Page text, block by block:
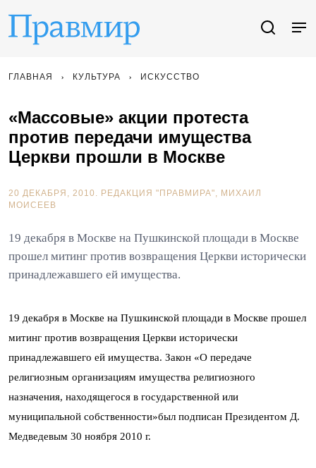
ГЛАВНАЯ КУЛЬТУРА ИСКУССТВО
«Массовые» акции протеста
против передачи имущества
Церкви прошли в Москве
20 ДЕКАБРЯ, 2010. РЕДАКЦИЯ "ПРАВМИРА"
МИХАИЛ
МОИСЕЕВ
19 декабря в Москве на Пушкинской площади в Москве
прошел митинг против возвращения Церкви исторически
принадлежавшего ей имущества.
19 декабря в Москве на Пушкинской площади в Москве прошел
митинг против возвращения Церкви исторически
принадлежавшего ей имущества. Закон «О передаче
религиозным организациям имущества религиозного
назначения, находящегося в государственной или
муниципальной собственности»был подписан Президентом Д.
Медведевым 30 ноября 2010 г.